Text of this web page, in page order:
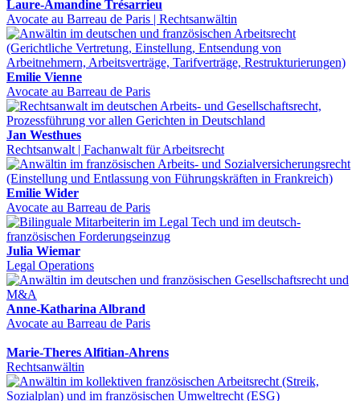
Laure-Amandine Trésarrieu
Avocate au Barreau de Paris | Rechtsanwältin
Emilie Vienne
Avocate au Barreau de Paris
Jan Westhues
Rechtsanwalt | Fachanwalt für Arbeitsrecht
Emilie Wider
Avocate au Barreau de Paris
Julia Wiemar
Legal Operations
Anne-Katharina Albrand
Avocate au Barreau de Paris
Marie-Theres Alfitian-Ahrens
Rechtsanwältin